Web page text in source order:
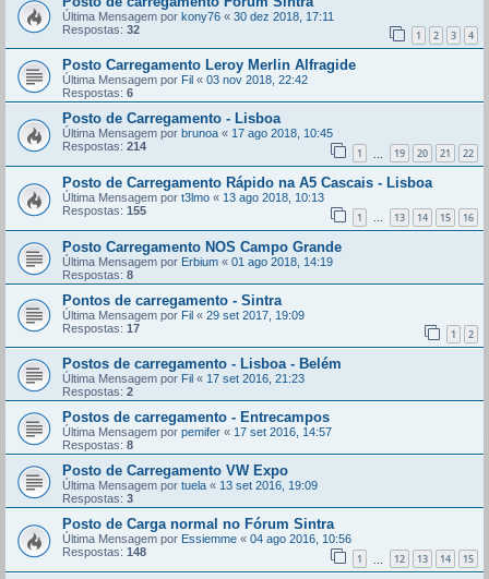
Última Mensagem por kony76 « 30 dez 2018, 17:11
Respostas: 32 1 2 3 4
Posto Carregamento Leroy Merlin Alfragide
Última Mensagem por Fil « 03 nov 2018, 22:42
Respostas: 6
Posto de Carregamento - Lisboa
Última Mensagem por brunoa « 17 ago 2018, 10:45
Respostas: 214 1 19 20 21 22
Posto de Carregamento Rápido na A5 Cascais - Lisboa
Última Mensagem por t3lmo « 13 ago 2018, 10:13
Respostas: 155 1 ... 13 14 15 16
Posto Carregamento NOS Campo Grande
Última Mensagem por Erbium « 01 ago 2018, 14:19
Respostas: 8
Pontos de carregamento - Sintra
Última Mensagem por Fil « 29 set 2017, 19:09
Respostas: 17 1 2
Postos de carregamento - Lisboa - Belém
Última Mensagem por Fil « 17 set 2016, 21:23
Respostas: 2
Postos de carregamento - Entrecampos
Última Mensagem por pemifer « 17 set 2016, 14:57
Respostas: 8
Posto de Carregamento VW Expo
Última Mensagem por tuela « 13 set 2016, 19:09
Respostas: 3
Posto de Carga normal no Fórum Sintra
Última Mensagem por Essiemme « 04 ago 2016, 10:56
Respostas: 148 1 12 13 14 15